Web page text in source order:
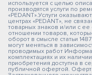
используется с целью
производятся услуги по
«PEDANT».Услуги
центрах «PEDANT», не
товарных знаков и/или с
отношении товаров,
оборот в смысле статьи
могут меняться в
проводимых работ
комплектациях и их
приобретения доступна в
публичной офертой.